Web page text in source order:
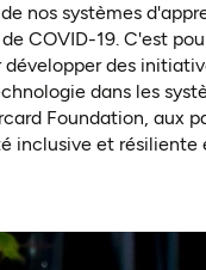
nos systèmes
COVID-19. C'est
des
dans les
Foundation, aux
inclusive et résiliente